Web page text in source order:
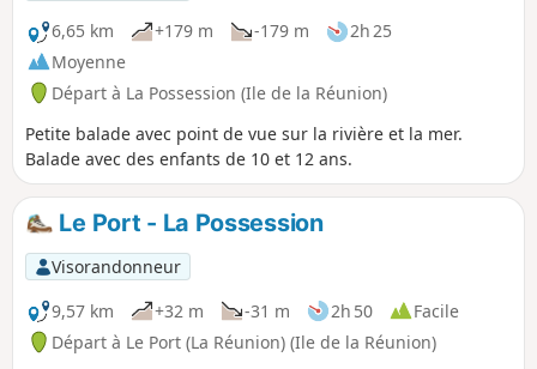
6,65 km
+179 m -179 m
2h 25
Moyenne
Départ à La Possession (Ile de la Réunion)
Petite balade avec point de vue sur la rivière et la mer.
Balade avec des enfants de 10 et 12 ans.
Le Port - La Possession
Visorandonneur
9,57 km
+32 m -31 m 2h 50
Facile
Départ à Le Port (La Réunion) (Ile de la Réunion)